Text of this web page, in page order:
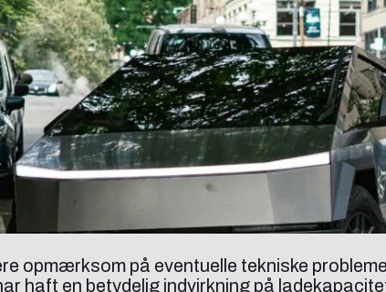
opmærksom på eventuelle tekniske
haft en betydelig indvirkning på